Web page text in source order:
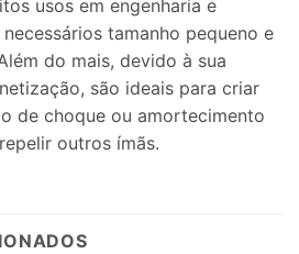
usos em engenharia e
tamanho pequeno e
do mais, devido à sua
são ideais para criar
de choque ou amortecimento
outros ímãs.